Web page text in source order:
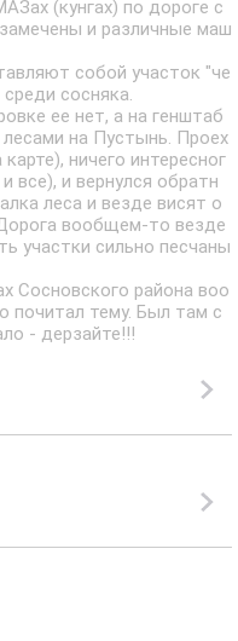
(кунгах) по дороге с
и различные маш
собой участок "че
сосняка.
ее нет, а на генштаб
на Пустынь. Проех
ничего интересног
все), и вернулся обратн
леса и везде висят о
вообщем-то везде
участки сильно песчаны
Сосновского района воо
почитал тему. Был там с
- дерзайте!!!